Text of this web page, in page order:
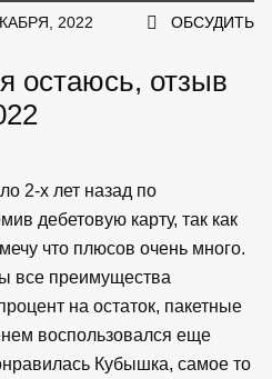
2022 ОБСУДИТЬ
остаюсь, отзыв
2-х лет назад по
дебетовую карту, так как
что плюсов очень много.
все преимущества
на остаток, пакетные
воспользовался еще
Кубышка, самое то